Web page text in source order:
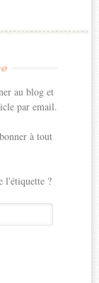
au blog et
par email.
à tout
l'étiquette ?